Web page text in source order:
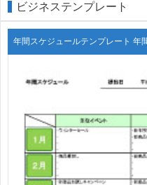
ビジネステンプレート
年間スケジュールテンプレート 年